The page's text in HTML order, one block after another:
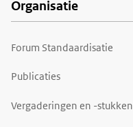
Organisatie
Forum Standaardisatie
Publicaties
Vergaderingen en -stukken